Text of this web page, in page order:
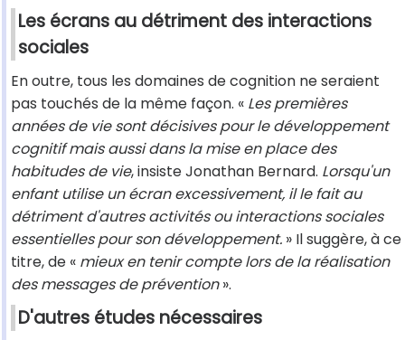
Les écrans au détriment des interactions
sociales
En outre, tous les domaines de cognition ne seraient
pas touchés de la même façon. « Les premières
années de vie sont décisives pour le développement
cognitif mais aussi dans la mise en place des
habitudes de vie, insiste Jonathan Bernard. Lorsqu'un
enfant utilise un écran excessivement, il le fait au
détriment d'autres activités ou interactions sociales
essentielles pour son développement. » Il suggère, à ce
titre, de « mieux en tenir compte lors de la réalisation
des messages de prévention».
D'autres études nécessaires